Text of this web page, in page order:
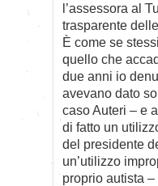
l’assessora al
trasparente
È come se
quello che
due anni io
avevano dato
caso Auteri – e
di fatto un
del presidente
un’utilizzo
proprio autista